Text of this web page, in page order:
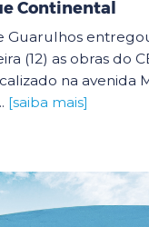
Continental
Guarulhos
(12) as obras do
na avenida
[saiba mais]